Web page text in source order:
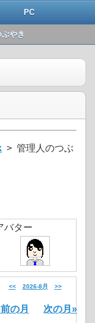
PC
やき
> 管理人のつぶ
バター
<< 2026-8月 >>
の月 次の月»